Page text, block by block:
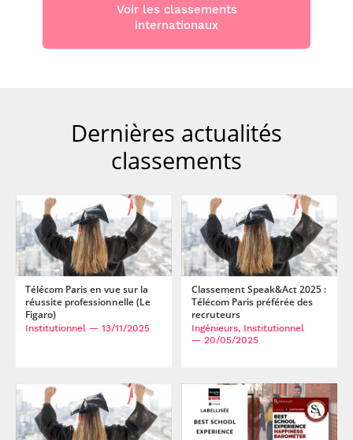
Voir les classements
internationaux
Dernières actualités
classements
Télécom Paris en vue sur la
réussite professionnelle (Le
Figaro)
Institutionnel — 13/11/2025
Classement Speak&Act 2025 :
Télécom Paris préférée des
recruteurs
Ingénieurs, Institutionnel
— 20/05/2025